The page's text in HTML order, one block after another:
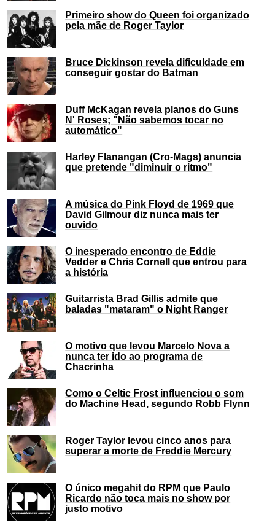
Primeiro show do Queen foi organizado
pela mãe de Roger Taylor
Bruce Dickinson revela dificuldade em
conseguir gostar do Batman
Duff McKagan revela planos do Guns
N' Roses; "Não sabemos tocar no
automático"
Harley Flanangan (Cro-Mags) anuncia
que pretende "diminuir o ritmo"
A música do Pink Floyd de 1969 que
David Gilmour diz nunca mais ter
ouvido
O inesperado encontro de Eddie
Vedder e Chris Cornell que entrou para
a história
Guitarrista Brad Gillis admite que
baladas "mataram" o Night Ranger
O motivo que levou Marcelo Nova a
nunca ter ido ao programa de
Chacrinha
Como o Celtic Frost influenciou o som
do Machine Head, segundo Robb Flynn
Roger Taylor levou cinco anos para
superar a morte de Freddie Mercury
O único megahit do RPM que Paulo
Ricardo não toca mais no show por
justo motivo